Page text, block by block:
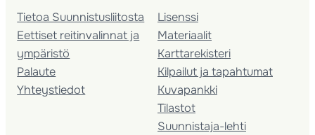
Tietoa Suunnistusliitosta
Eettiset reitinvalinnat ja
ympäristö
Palaute
Yhteystiedot
Lisenssi
Materiaalit
Karttarekisteri
Kilpailut ja tapahtumat
Kuvapankki
Tilastot
Suunnistaja-lehti